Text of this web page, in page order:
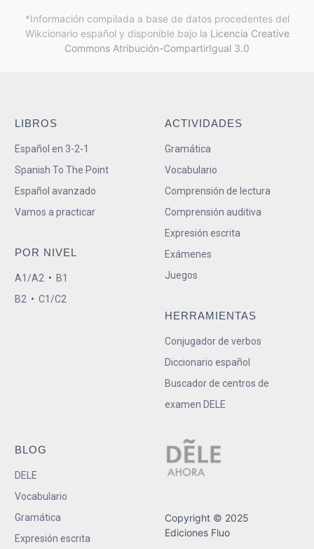
*Información compilada a base de datos procedentes del
Wikcionario español y disponible bajo la Licencia Creative
Commons Atribución-CompartirIgual 3.0
LIBROS
Español en 3-2-1
Spanish To The Point
Español avanzado
Vamos a practicar
POR NIVEL
A1/A2 • B1
B2 • C1/C2
ACTIVIDADES
Gramática
Vocabulario
Comprensión de lectura
Comprensión auditiva
Expresión escrita
Exámenes
Juegos
HERRAMIENTAS
Conjugador de verbos
Diccionario español
Buscador de centros de
examen DELE
BLOG
DELE
Vocabulario
Gramática
Expresión escrita
Copyright © 2025
Ediciones Fluo